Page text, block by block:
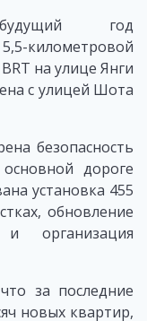
год
километровой
на улице Янги
с улицей Шота
безопасность
дороге
установка 455
обновление
организация
за последние
новых квартир,